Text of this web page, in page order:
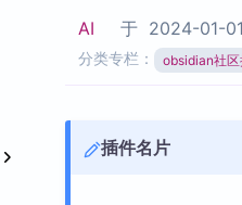
AI 于 2024-01-
分类专栏： obsidian社
插件名片